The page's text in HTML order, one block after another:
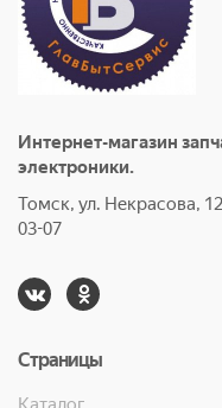
Интернет-магазин
электроники.
Томск, ул. Некрасова,
03-07
Страницы